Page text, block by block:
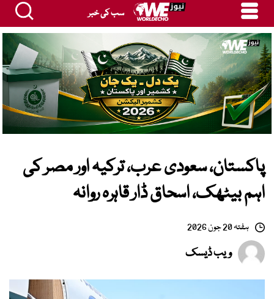
سب کی خبر
پاکستان، سعودی عرب، ترکیہ اور مصر کی
اہم بیٹھک، اسحاق ڈار قاہرہ روانہ
ہفتہ 20 جون 2026
ویب ڈیسک